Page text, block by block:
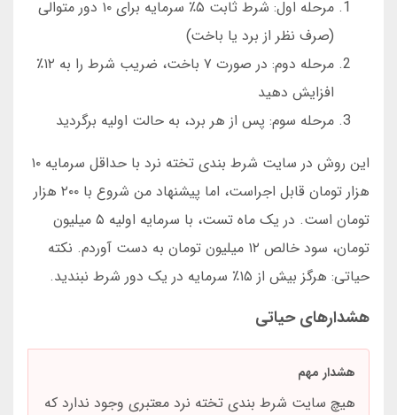
مرحله اول: شرط ثابت ۵٪ سرمایه برای ۱۰ دور متوالی
(صرف نظر از برد یا باخت)
مرحله دوم: در صورت ۷ باخت، ضریب شرط را به ۱۲٪
افزایش دهید
مرحله سوم: پس از هر برد، به حالت اولیه برگردید
این روش در سایت شرط بندی تخته نرد با حداقل سرمایه ۱۰
هزار تومان قابل اجراست، اما پیشنهاد من شروع با ۲۰۰ هزار
تومان است. در یک ماه تست، با سرمایه اولیه ۵ میلیون
تومان، سود خالص ۱۲ میلیون تومان به دست آوردم. نکته
حیاتی: هرگز بیش از ۱۵٪ سرمایه در یک دور شرط نبندید.
هشدارهای حیاتی
هشدار مهم
هیچ سایت شرط بندی تخته نرد معتبری وجود ندارد که